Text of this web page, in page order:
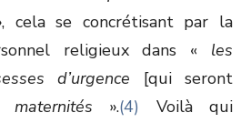
cela se concrétisant par la
religieux dans « les
d’urgence [qui seront
».(4) Voilà qui